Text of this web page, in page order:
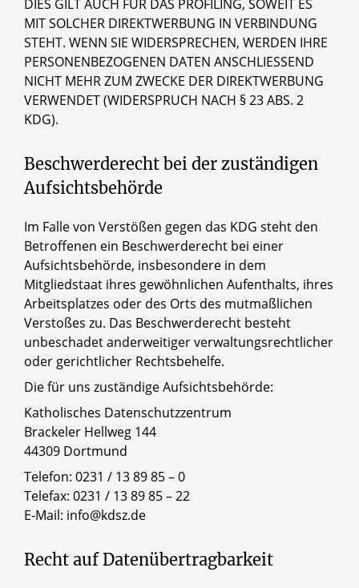
DIES GILT AUCH FÜR DAS PROFILING, SOWEIT ES
MIT SOLCHER DIREKTWERBUNG IN VERBINDUNG
STEHT. WENN SIE WIDERSPRECHEN, WERDEN IHRE
PERSONENBEZOGENEN DATEN ANSCHLIESSEND
NICHT MEHR ZUM ZWECKE DER DIREKTWERBUNG
VERWENDET (WIDERSPRUCH NACH § 23 ABS. 2
KDG).
Beschwerderecht bei der zuständigen
Aufsichtsbehörde
Im Falle von Verstößen gegen das KDG steht den
Betroffenen ein Beschwerderecht bei einer
Aufsichtsbehörde, insbesondere in dem
Mitgliedstaat ihres gewöhnlichen Aufenthalts, ihres
Arbeitsplatzes oder des Orts des mutmaßlichen
Verstoßes zu. Das Beschwerderecht besteht
unbeschadet anderweitiger verwaltungsrechtlicher
oder gerichtlicher Rechtsbehelfe.
Die für uns zuständige Aufsichtsbehörde:
Katholisches Datenschutzzentrum
Brackeler Hellweg 144
44309 Dortmund
Telefon: 0231 / 13 89 85 – 0
Telefax: 0231 / 13 89 85 – 22
E-Mail: info@kdsz.de
Recht auf Datenübertragbarkeit